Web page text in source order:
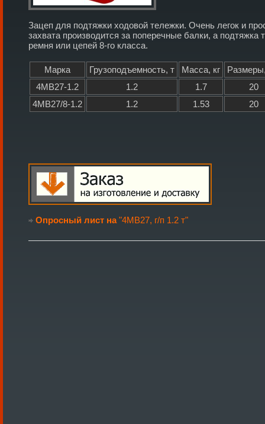
Зацеп для подтяжки ходовой тележки. Очень легок и
захвата производится за поперечные балки, а
ремня или цепей 8-го класса.
Марка Грузоподъемность, т Масса, кг
4МВ27-1.2
1.2 1.7
20
4МВ27/8-1.2
1.2 1.53 20
Опросный лист на"4МВ27, г/п 1.2 т"